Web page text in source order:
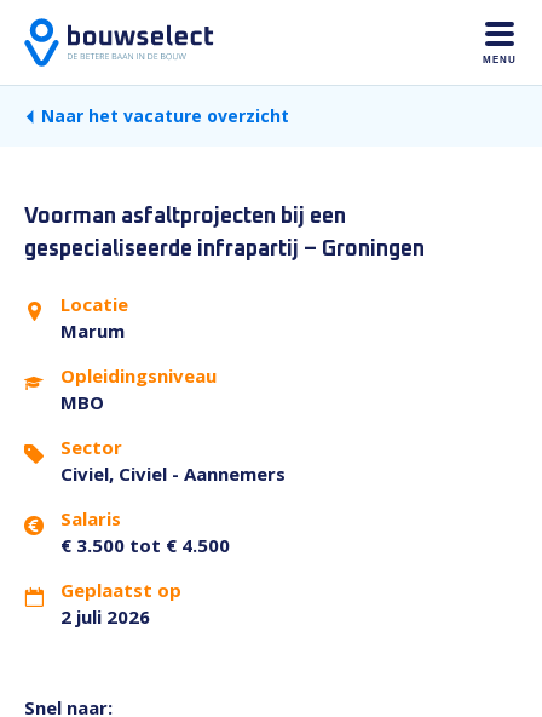
MENU
Naar het vacature overzicht
Voorman asfaltprojecten bij een
gespecialiseerde infrapartij – Groningen
Locatie
Marum
Opleidingsniveau
MBO
Sector
Civiel, Civiel - Aannemers
Salaris
€ 3.500 tot € 4.500
Geplaatst op
2 juli 2026
Snel naar: